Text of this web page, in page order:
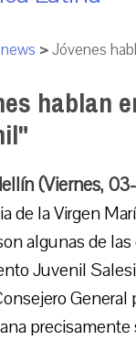
>Jóvenes
hablan
(Viernes,
de la Virgen
algunas de
Juvenil
precisamente